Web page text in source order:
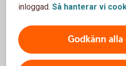
Gå till vår fondlista
Klicka på Typ av fond
Välj Aktiefonder
Skaffa aktiefonder i
inloggad. Så hanterar vi
Godkänn